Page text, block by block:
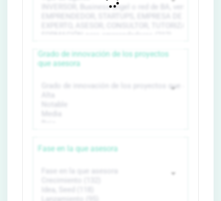
Grado de innovación de los proyectos
que asesora
Fase en la que asesora